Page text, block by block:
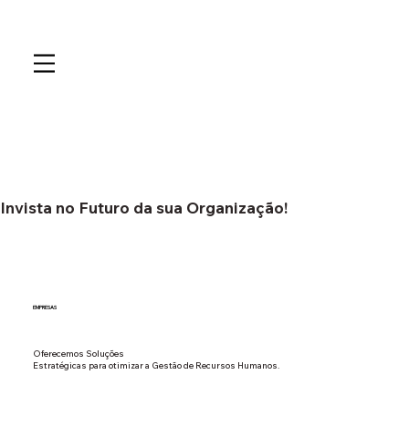
Invista no Futuro da sua Organização!
EMPRESAS
Oferecemos Soluções
Estratégicas para otimizar a Gestão de Recursos Humanos.